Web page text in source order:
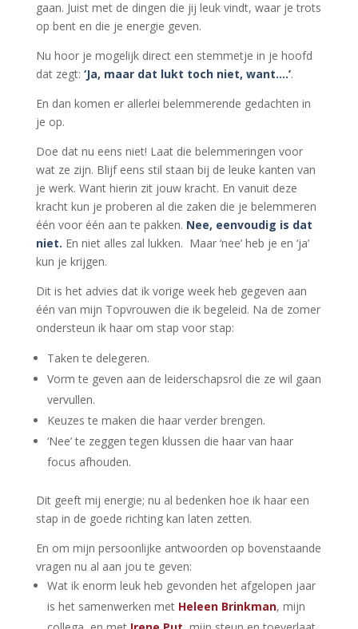
gaan. Juist met de dingen die jij leuk vindt, waar je trots
op bent en die je energie geven.
Nu hoor je mogelijk direct een stemmetje in je hoofd
dat zegt: ‘Ja, maar dat lukt toch niet, want….’.
En dan komen er allerlei belemmerende gedachten in
je op.
Doe dat nu eens niet! Laat die belemmeringen voor
wat ze zijn. Blijf eens stil staan bij de leuke kanten van
je werk. Want hierin zit jouw kracht. En vanuit deze
kracht kun je proberen al die zaken die je belemmeren
één voor één aan te pakken. Nee, eenvoudig is dat
niet. En niet alles zal lukken. Maar ‘nee’ heb je en ‘ja’
kun je krijgen.
Dit is het advies dat ik vorige week heb gegeven aan
één van mijn Topvrouwen die ik begeleid. Na de zomer
ondersteun ik haar om stap voor stap:
Taken te delegeren.
Vorm te geven aan de leiderschapsrol die ze wil gaan
vervullen.
Keuzes te maken die haar verder brengen.
‘Nee’ te zeggen tegen klussen die haar van haar
focus afhouden.
Dit geeft mij energie; nu al bedenken hoe ik haar een
stap in de goede richting kan laten zetten.
En om mijn persoonlijke antwoorden op bovenstaande
vragen nu al aan jou te geven:
Wat ik enorm leuk heb gevonden het afgelopen jaar
is het samenwerken met Heleen Brinkman, mijn